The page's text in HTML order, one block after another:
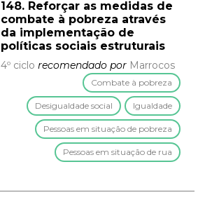
148. Reforçar as medidas de
combate à pobreza através
da implementação de
políticas sociais estruturais
4º ciclo recomendado por Marrocos
Combate à pobreza
Desigualdade social Igualdade
Pessoas em situação de pobreza
Pessoas em situação de rua